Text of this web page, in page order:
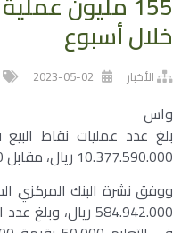
خلال أسبوع
الأخبار 2023-05-02
واس
10.377.590.000 ريال، مقابل 12.003.978.000 ريال عن المدة السابقة نفسها.